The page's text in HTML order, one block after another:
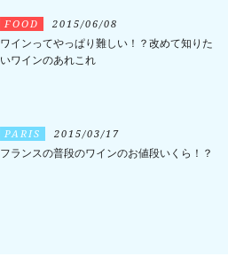
FOOD 2015/06/08
ワインってやっぱり難しい！？改めて知りた
いワインのあれこれ
PARIS 2015/03/17
フランスの普段のワインのお値段いくら！？